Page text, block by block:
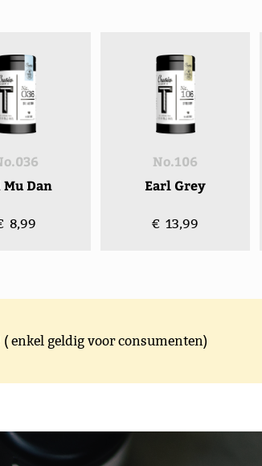
Mu Dan
8,99
No.106
Earl Grey
€ 13,99
enkel geldig voor consumenten)